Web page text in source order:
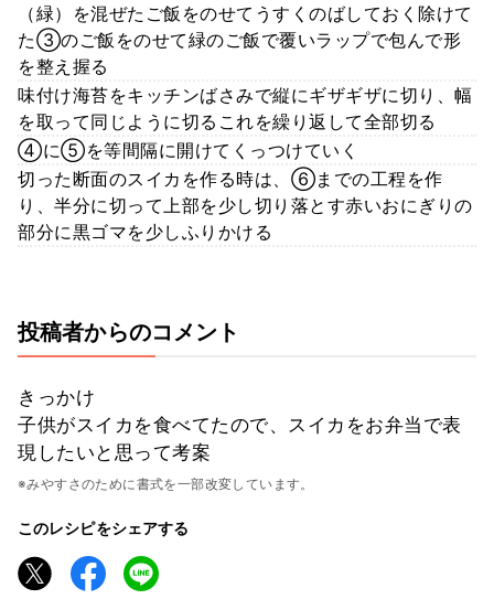
（緑）を混ぜたご飯をのせてうすくのばしておく除けて
た③のご飯をのせて緑のご飯で覆いラップで包んで形
を整え握る
味付け海苔をキッチンばさみで縦にギザギザに切り、幅
を取って同じように切るこれを繰り返して全部切る
④に⑤を等間隔に開けてくっつけていく
切った断面のスイカを作る時は、⑥までの工程を作
り、半分に切って上部を少し切り落とす赤いおにぎりの
部分に黒ゴマを少しふりかける
投稿者からのコメント
きっかけ
子供がスイカを食べてたので、スイカをお弁当で表
現したいと思って考案
※みやすさのために書式を一部改変しています。
このレシピをシェアする